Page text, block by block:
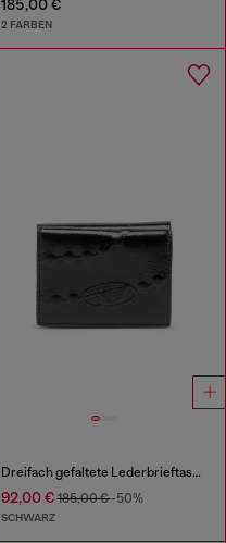
185,00 €
2 FARBEN
Dreifach gefaltete Lederbrieftasche mit geprägtem Kettenmotiv
92,00 €185,00 €-50%
SCHWARZ